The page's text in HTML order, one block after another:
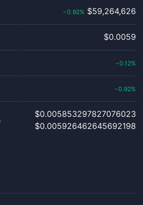
‹0.92% $59,264,626
$0.0059
‹0.12%
‹0.92%
$0.005853297827076023
$0.005926462645692198